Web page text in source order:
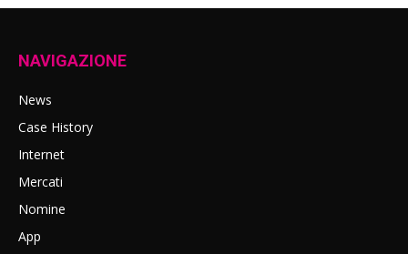
NAVIGAZIONE
News
Case History
Internet
Mercati
Nomine
App